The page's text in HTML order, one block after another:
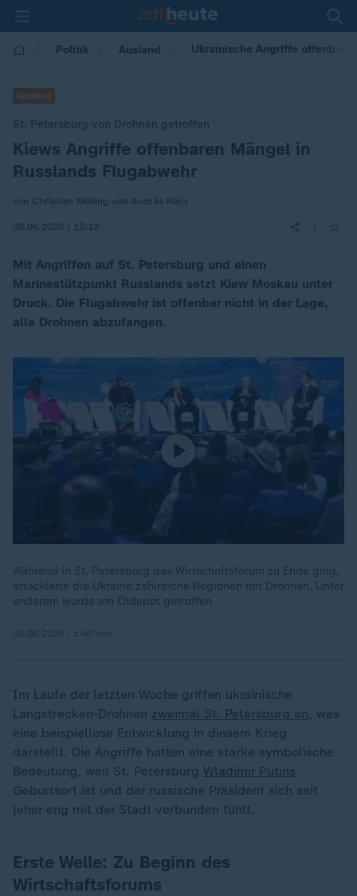
Politik Ausland Ukrainische Angriffe
Analyse
St. Petersburg von Drohnen getroffen
:Kiews Angriffe offenbaren Mängel in
Russlands Flugabwehr
von Christian Mölling und András Rácz
08.06.2026 | 15:13
Mit Angriffen auf St. Petersburg und einen
Marinestützpunkt Russlands setzt Kiew Moskau unter
Druck. Die Flugabwehr ist offenbar nicht in der Lage,
alle Drohnen abzufangen.
Während in St. Petersburg das Wirtschaftsforum zu Ende ging,
attackierte die Ukraine zahlreiche Regionen mit Drohnen. Unter
anderem wurde ein Öldepot getroffen.
Im Laufe der letzten Woche griffen ukrainische
Langstrecken-Drohnen zweimal St. Petersburg an, was
eine beispiellose Entwicklung in diesem Krieg
darstellt. Die Angriffe hatten eine starke symbolische
Bedeutung, weil St. Petersburg Wladimir Putins
Geburtsort ist und der russische Präsident sich seit
jeher eng mit der Stadt verbunden fühlt.
Erste Welle: Zu Beginn des
Wirtschaftsforums